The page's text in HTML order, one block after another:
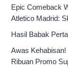
Epic Comeback
Atletico Madrid:
Hasil Babak
Awas
Ribuan Promo